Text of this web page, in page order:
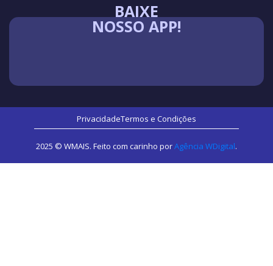
BAIXE
NOSSO APP!
PrivacidadeTermos e Condições
2025 © WMAIS. Feito com carinho porAgência WDigital.